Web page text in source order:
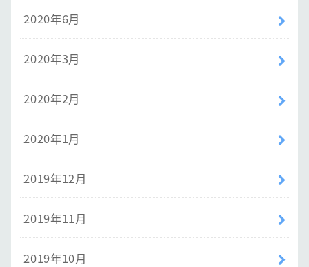
2020年6月
2020年3月
2020年2月
2020年1月
2019年12月
2019年11月
2019年10月